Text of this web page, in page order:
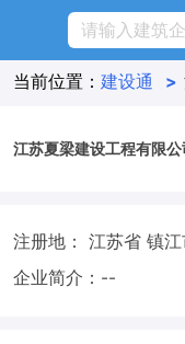
当前位置： 建设通 >
江苏夏梁建设工程有限公
注册地： 江苏省 镇
企业简介：--